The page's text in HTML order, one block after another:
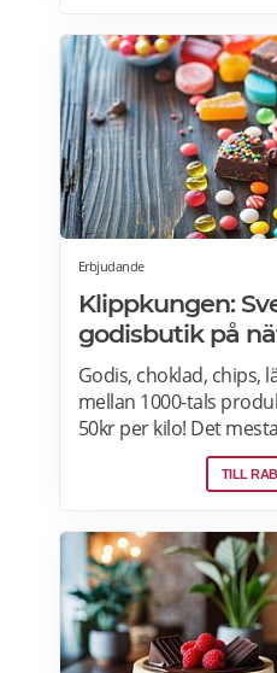
stad. Gäller vissa
och online. Välj din
aktuella erbjudanden.
pensionärsrabatter på
Erbjudande
Klippkungen:
godisbutik på
Godis, choklad, chips,
mellan 1000-tals
50kr per kilo! Det
men det finns även
lämpar sig bra som
TILL